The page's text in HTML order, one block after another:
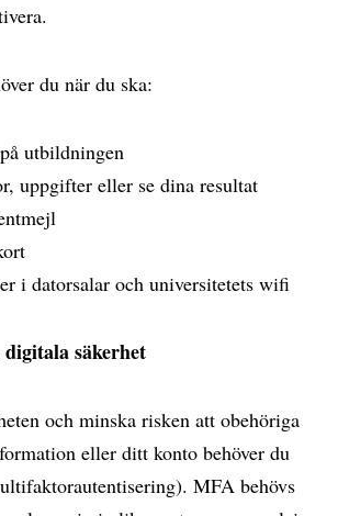
du när du ska:
utbildningen
uppgifter eller se dina resultat
i datorsalar och universitetets wifi
säkerhet
och minska risken att obehöriga
eller ditt konto behöver du
MFA behövs